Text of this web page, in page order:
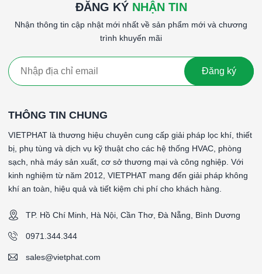
ĐĂNG KÝ NHẬN TIN
Nhận thông tin cập nhật mới nhất về sản phẩm mới và chương
trình khuyến mãi
Đăng ký
THÔNG TIN CHUNG
VIETPHAT là thương hiệu chuyên cung cấp giải pháp lọc khí, thiết
bị, phụ tùng và dịch vụ kỹ thuật cho các hệ thống HVAC, phòng
sạch, nhà máy sản xuất, cơ sở thương mại và công nghiệp. Với
kinh nghiệm từ năm 2012, VIETPHAT mang đến giải pháp không
khí an toàn, hiệu quả và tiết kiệm chi phí cho khách hàng.
TP. Hồ Chí Minh, Hà Nội, Cần Thơ, Đà Nẵng, Bình Dương
0971.344.344
sales@vietphat.com